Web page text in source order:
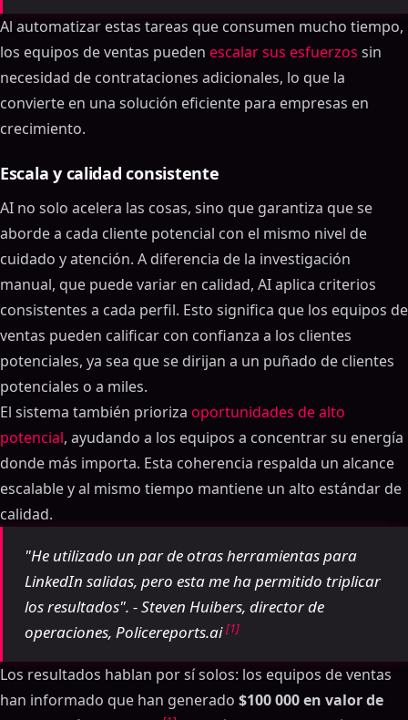
Al automatizar estas tareas que consumen mucho tiempo,
los equipos de ventas pueden escalar sus esfuerzos sin
necesidad de contrataciones adicionales, lo que la
convierte en una solución eficiente para empresas en
crecimiento.
Escala y calidad consistente
AI no solo acelera las cosas, sino que garantiza que se
aborde a cada cliente potencial con el mismo nivel de
cuidado y atención. A diferencia de la investigación
manual, que puede variar en calidad, AI aplica criterios
consistentes a cada perfil. Esto significa que los equipos de
ventas pueden calificar con confianza a los clientes
potenciales, ya sea que se dirijan a un puñado de clientes
potenciales o a miles.
El sistema también prioriza oportunidades de alto
potencial, ayudando a los equipos a concentrar su energía
donde más importa. Esta coherencia respalda un alcance
escalable y al mismo tiempo mantiene un alto estándar de
calidad.
"He utilizado un par de otras herramientas para
LinkedIn salidas, pero esta me ha permitido triplicar
los resultados". - Steven Huibers, director de
operaciones, Policereports.ai[1]
Los resultados hablan por sí solos: los equipos de ventas
han informado que han generado $100 000 en valor de